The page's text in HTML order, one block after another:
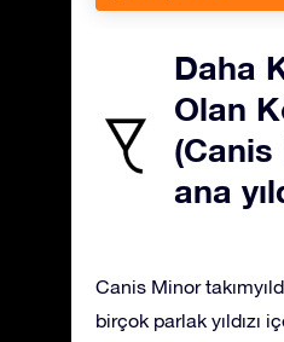
Daha
Olan
(Canis
ana
Canis Minor
birçok parlak yıldızı